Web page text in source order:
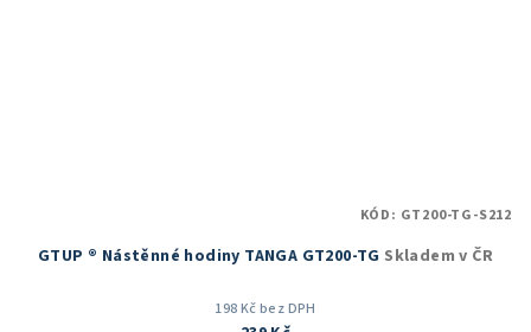
GTUP ® Nástěnné hodiny TANGA GT200-TG Skladem v ČR
198 Kč bez DPH
KÓD: GT200-TG-S212